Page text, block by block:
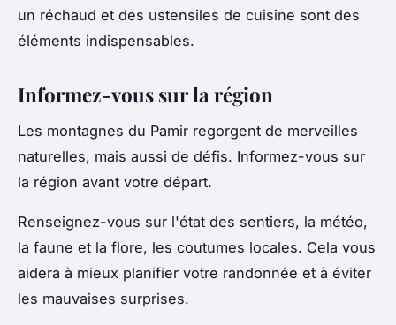
un réchaud et des ustensiles de cuisine sont des
éléments indispensables.
Informez-vous sur la région
Les montagnes du Pamir regorgent de merveilles
naturelles, mais aussi de défis. Informez-vous sur
la région avant votre départ.
Renseignez-vous sur l'état des sentiers, la météo,
la faune et la flore, les coutumes locales. Cela vous
aidera à mieux planifier votre randonnée et à éviter
les mauvaises surprises.